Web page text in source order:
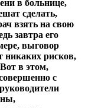
в больнице,
сделать,
взять на свою
завтра его
выговор
никаких рисков,
Вот в этом,
с